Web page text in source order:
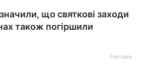
що святкові заходи
також погіршили
Реклама